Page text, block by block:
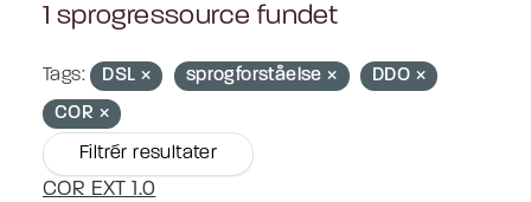
1 sprogressource fundet
Tags: DSL sprogforståelse
DDO
COR
Filtrér resultater
COR EXT 1.0